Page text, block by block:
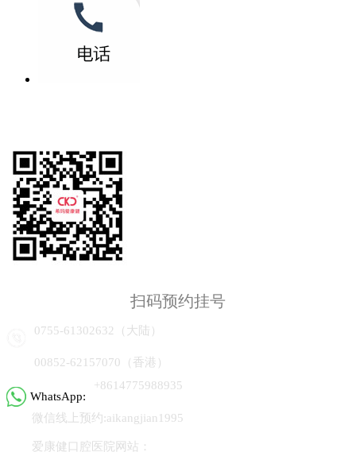
扫码预约挂号
0755-61302632（大陆）
00852-62157070（香港）
WhatsApp:
+8614775988935
微信线上预约:aikangjian1995
爱康健口腔医院网站：